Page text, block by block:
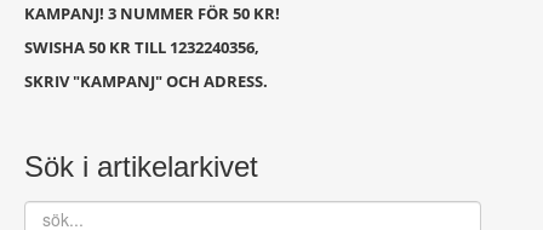
KAMPANJ! 3 NUMMER FÖR 50 KR!
SWISHA 50 KR TILL 1232240356,
SKRIV "KAMPANJ" OCH ADRESS.
Sök i artikelarkivet
sök...